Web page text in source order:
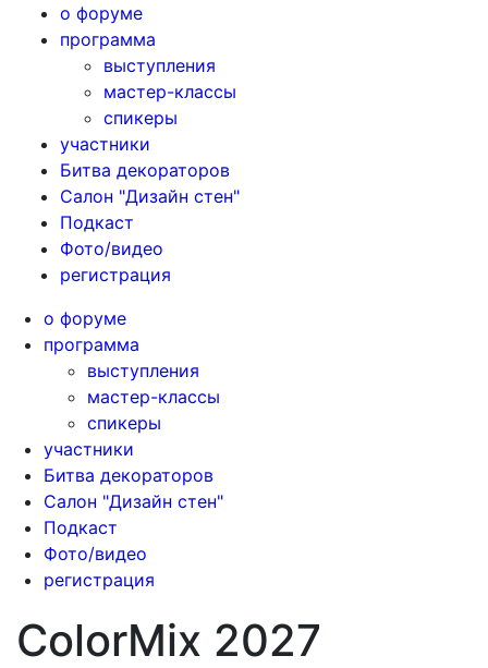
о форуме
программа
выступления
мастер-классы
спикеры
участники
Битва декораторов
Салон "Дизайн стен"
Подкаст
Фото/видео
регистрация
о форуме
программа
выступления
мастер-классы
спикеры
участники
Битва декораторов
Салон "Дизайн стен"
Подкаст
Фото/видео
регистрация
ColorMix 2027